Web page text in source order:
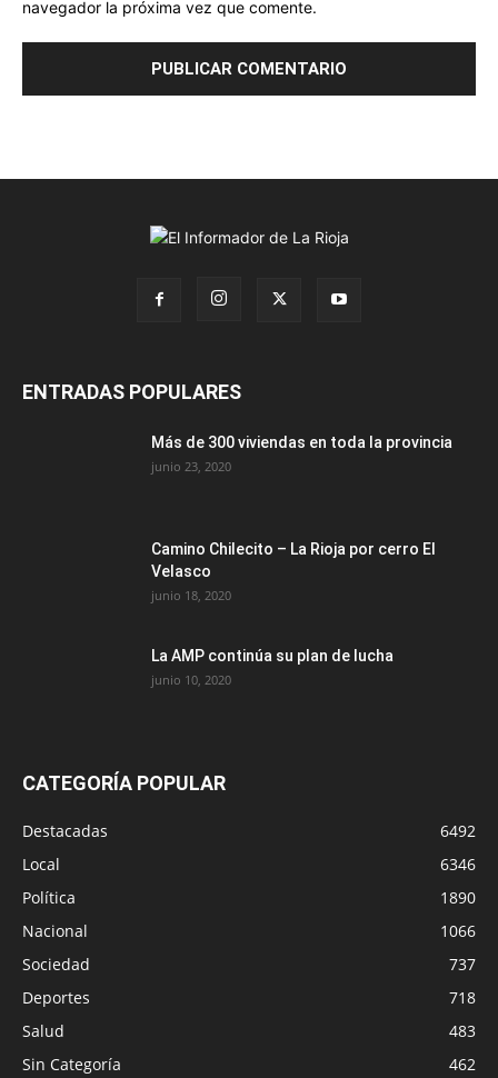
navegador la próxima vez que comente.
ENTRADAS POPULARES
Más de 300 viviendas en toda la provincia
junio 23, 2020
Camino Chilecito – La Rioja por cerro El
Velasco
junio 18, 2020
La AMP continúa su plan de lucha
junio 10, 2020
CATEGORÍA POPULAR
Destacadas
6492
Local
6346
Política
1890
Nacional
1066
Sociedad
737
Deportes
718
Salud
483
Sin Categoría
462